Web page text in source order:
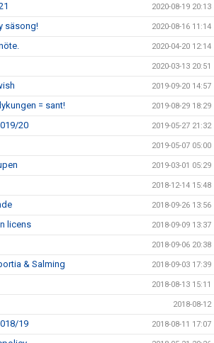
2020-08-19 20:13
säsong! 2020-08-16 11:14
2020-04-20 12:14
2020-03-13 20:51
2019-09-20 14:57
= sant! 2019-08-29 18:29
20 2019-05-27 21:32
2019-05-07 05:00
2019-03-01 05:29
2018-12-14 15:48
2018-09-26 13:56
licens 2018-09-09 13:37
2018-09-06 20:38
& Salming 2018-09-03 17:39
2018-08-13 15:11
2018-08-12
19 2018-08-11 17:07